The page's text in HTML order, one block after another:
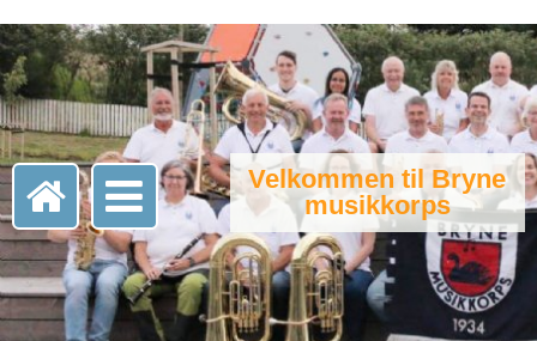
Velkommen til Bryne
musikkorps